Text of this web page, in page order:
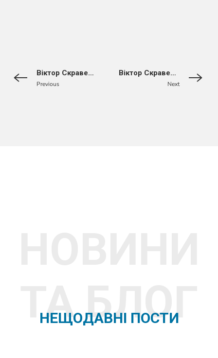
Віктор Скравенскі
Previous
Віктор Скравенскі
Next
ТА БЛОГ
НЕЩОДАВНІ ПОСТИ